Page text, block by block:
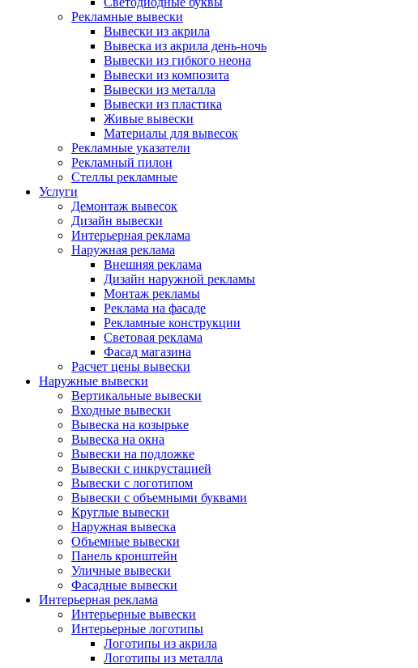
Рекламные вывески
Вывески из акрила
Вывеска из акрила день-ночь
Вывески из гибкого неона
Вывески из композита
Вывески из металла
Вывески из пластика
Живые вывески
Материалы для вывесок
Рекламные указатели
Рекламный пилон
Стеллы рекламные
Услуги
Демонтаж вывесок
Дизайн вывески
Интерьерная реклама
Наружная реклама
Внешняя реклама
Дизайн наружной рекламы
Монтаж рекламы
Реклама на фасаде
Рекламные конструкции
Световая реклама
Фасад магазина
Расчет цены вывески
Наружные вывески
Вертикальные вывески
Входные вывески
Вывеска на козырьке
Вывеска на окна
Вывески на подложке
Вывески с инкрустацией
Вывески с логотипом
Вывески с объемными буквами
Круглые вывески
Наружная вывеска
Объемные вывески
Панель кронштейн
Уличные вывески
Фасадные вывески
Интерьерная реклама
Интерьерные вывески
Интерьерные логотипы
Логотипы из акрила
Логотипы из металла